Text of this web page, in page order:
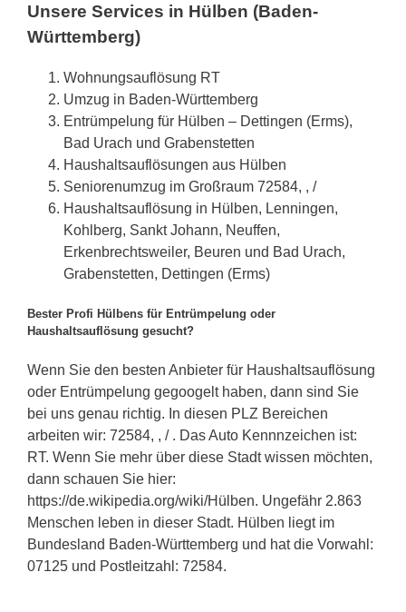
Unsere Services in Hülben (Baden-
Württemberg)
Wohnungsauflösung RT
Umzug in Baden-Württemberg
Entrümpelung für Hülben – Dettingen (Erms),
Bad Urach und Grabenstetten
Haushaltsauflösungen aus Hülben
Seniorenumzug im Großraum 72584, , /
Haushaltsauflösung in Hülben, Lenningen,
Kohlberg, Sankt Johann, Neuffen,
Erkenbrechtsweiler, Beuren und Bad Urach,
Grabenstetten, Dettingen (Erms)
Bester Profi Hülbens für Entrümpelung oder
Haushaltsauflösung gesucht?
Wenn Sie den besten Anbieter für Haushaltsauflösung
oder Entrümpelung gegoogelt haben, dann sind Sie
bei uns genau richtig. In diesen PLZ Bereichen
arbeiten wir: 72584, , / . Das Auto Kennnzeichen ist:
RT. Wenn Sie mehr über diese Stadt wissen möchten,
dann schauen Sie hier:
https://de.wikipedia.org/wiki/Hülben. Ungefähr 2.863
Menschen leben in dieser Stadt. Hülben liegt im
Bundesland Baden-Württemberg und hat die Vorwahl:
07125 und Postleitzahl: 72584.